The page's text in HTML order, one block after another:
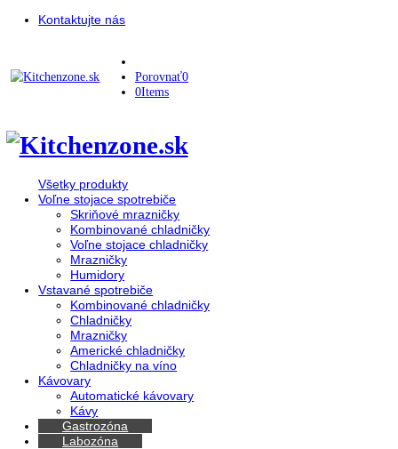
Kontaktujte nás
Porovnať
0Items
Všetky produkty
Voľne stojace spotrebiče
Skriňové mrazničky
Kombinované chladničky
Voľne stojace chladničky
Mrazničky
Humidory
Vstavané spotrebiče
Kombinované chladničky
Chladničky
Mrazničky
Americké chladničky
Chladničky na víno
Kávovary
Automatické kávovary